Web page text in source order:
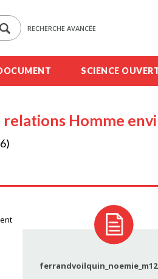
RECHERCHE AVANCÉE
SCIENCE
Homme